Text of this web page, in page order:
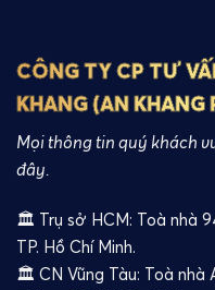
CÔNG TY CP TƯ
KHANG (AN KHANG
Mọi thông tin quý khách
đây.
🏛️ Trụ sở HCM: Toà nhà
TP. Hồ Chí Minh.
🏛️ CN Vũng Tàu: Toà nhà